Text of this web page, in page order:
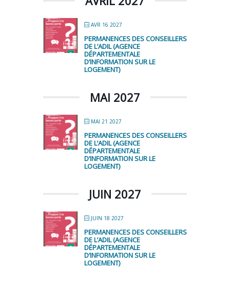
AVR 16 2027
PERMANENCES DES CONSEILLERS
DE L’ADIL (AGENCE
DÉPARTEMENTALE
D’INFORMATION SUR LE
LOGEMENT)
MAI 2027
MAI 21 2027
PERMANENCES DES CONSEILLERS
DE L’ADIL (AGENCE
DÉPARTEMENTALE
D’INFORMATION SUR LE
LOGEMENT)
JUIN 2027
JUIN 18 2027
PERMANENCES DES CONSEILLERS
DE L’ADIL (AGENCE
DÉPARTEMENTALE
D’INFORMATION SUR LE
LOGEMENT)